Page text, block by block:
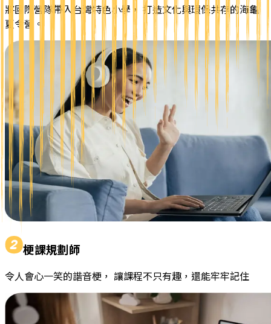
將國際營隊帶入台灣特色小學， 打造文化與環保共存的海龜
夏令營。
梗課規劃師
令人會心一笑的諧音梗， 讓課程不只有趣，還能牢牢記住